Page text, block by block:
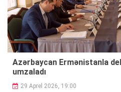
Azərbaycan Ermənistanla
umzaladı
29 Aprel 2026, 19:00